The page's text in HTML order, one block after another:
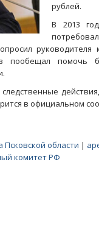
рублей.
В 2013
пообещал помочь
в официальном
области |
комитет РФ